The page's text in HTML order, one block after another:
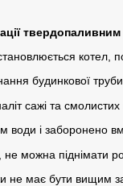
котел,
будинкової
сажі та
води і заборонено
не можна піднімати
не має бути вищим за